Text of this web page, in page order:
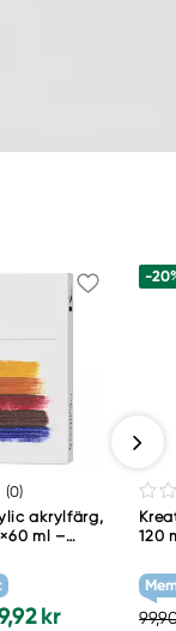
(0)
akrylfärg,
ml –
kr
-
120